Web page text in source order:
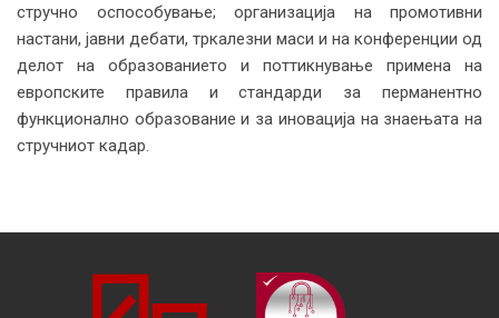
стручно оспособување; организација на промотивни
настани, јавни дебати, тркалезни маси и на конференции од
делот на образованието и поттикнување примена на
европските правила и стандарди за перманентно
функционално образование и за иновација на знаењата на
стручниот кадар.